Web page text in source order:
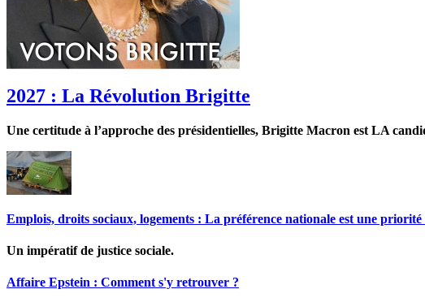
2027 : La Révolution Brigitte
Une certitude à l’approche des présidentielles, Brigitte Macron est LA
Emplois, droits sociaux, logements : La préférence nationale est une priorité
Un impératif de justice sociale.
Affaire Epstein : Comment s'y retrouver ?